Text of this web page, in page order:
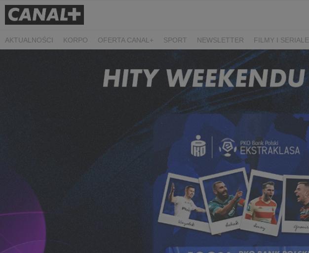
AKTUALNOŚCI KORPO OFERTA CANAL+ SPORT NEWSLETTER FILMY I SERIALE
KIEDY ŚLUB? BELFER
PLANETA SINGLI. OSIEM HISTORII
KRÓL KIDS DOKUMENT LIFESTYLE